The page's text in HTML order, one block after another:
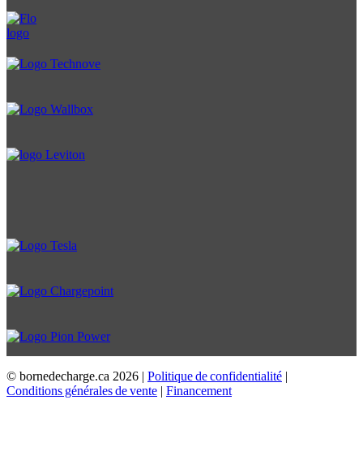
© bornedecharge.ca 2026 | Politique de confidentialité |
Conditions générales de vente | Financement